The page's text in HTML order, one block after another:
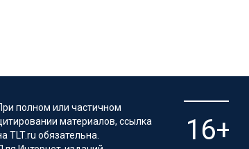
полном или частичном
материалов, ссылка
TLT.ru обязательна.